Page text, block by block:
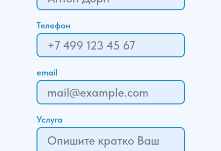
Телефон
email
Услуга